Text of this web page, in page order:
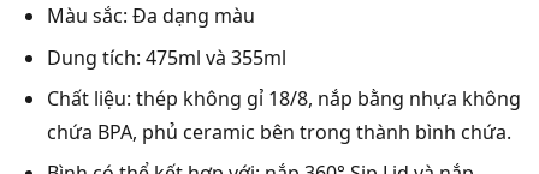
Màu sắc: Đa dạng màu
Dung tích: 475ml và 355ml
Chất liệu: thép không gỉ 18/8, nắp bằng nhựa không
chứa BPA, phủ ceramic bên trong thành bình chứa.